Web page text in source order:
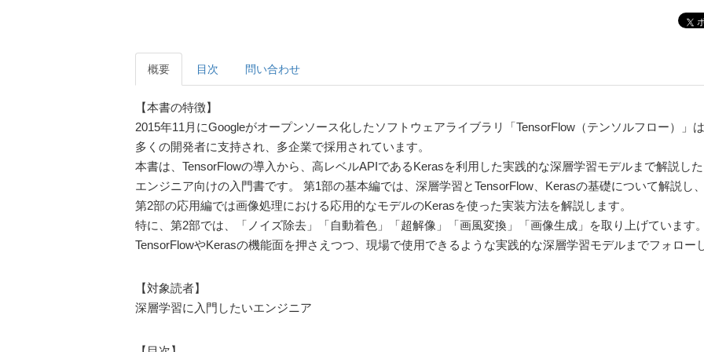
概要 目次 問い合わせ
【本書の特徴】
2015年11月にGoogleがオープンソース化したソフトウェアライブラリ「TensorFlow（テンソルフロー）」は
多くの開発者に支持され、多企業で採用されています。
本書は、TensorFlowの導入から、高レベルAPIであるKerasを利用した実践的な深層学習モデルまで解説した
エンジニア向けの入門書です。 第1部の基本編では、深層学習とTensorFlow、Kerasの基礎について解説し、
第2部の応用編では画像処理における応用的なモデルのKerasを使った実装方法を解説します。
特に、第2部では、「ノイズ除去」「自動着色」「超解像」「画風変換」「画像生成」を取り上げています。
TensorFlowやKerasの機能面を押さえつつ、現場で使用できるような実践的な深層学習モデルまでフォロー
【対象読者】
深層学習に入門したいエンジニア